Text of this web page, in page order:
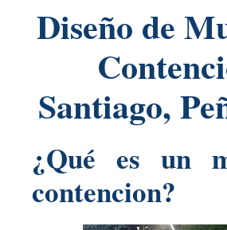
Diseño de
Santiago,
¿Qué es un
contencion?